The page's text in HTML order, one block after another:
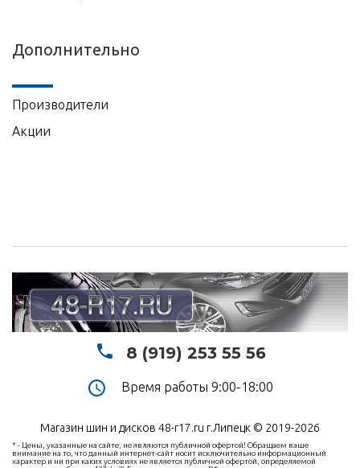
Дополнительно
Производители
Акции
8 (919) 253 55 56
Время работы 9:00-18:00
Магазин шин и дисков 48-r17.ru г.Липецк © 2019-2026
* - Цены, указанные на сайте, не являются публичной офертой! Обращаем ваше
внимание на то, что данный интернет-сайт носит исключительно информационный
характер и ни при каких условиях не является публичной офертой, определяемой